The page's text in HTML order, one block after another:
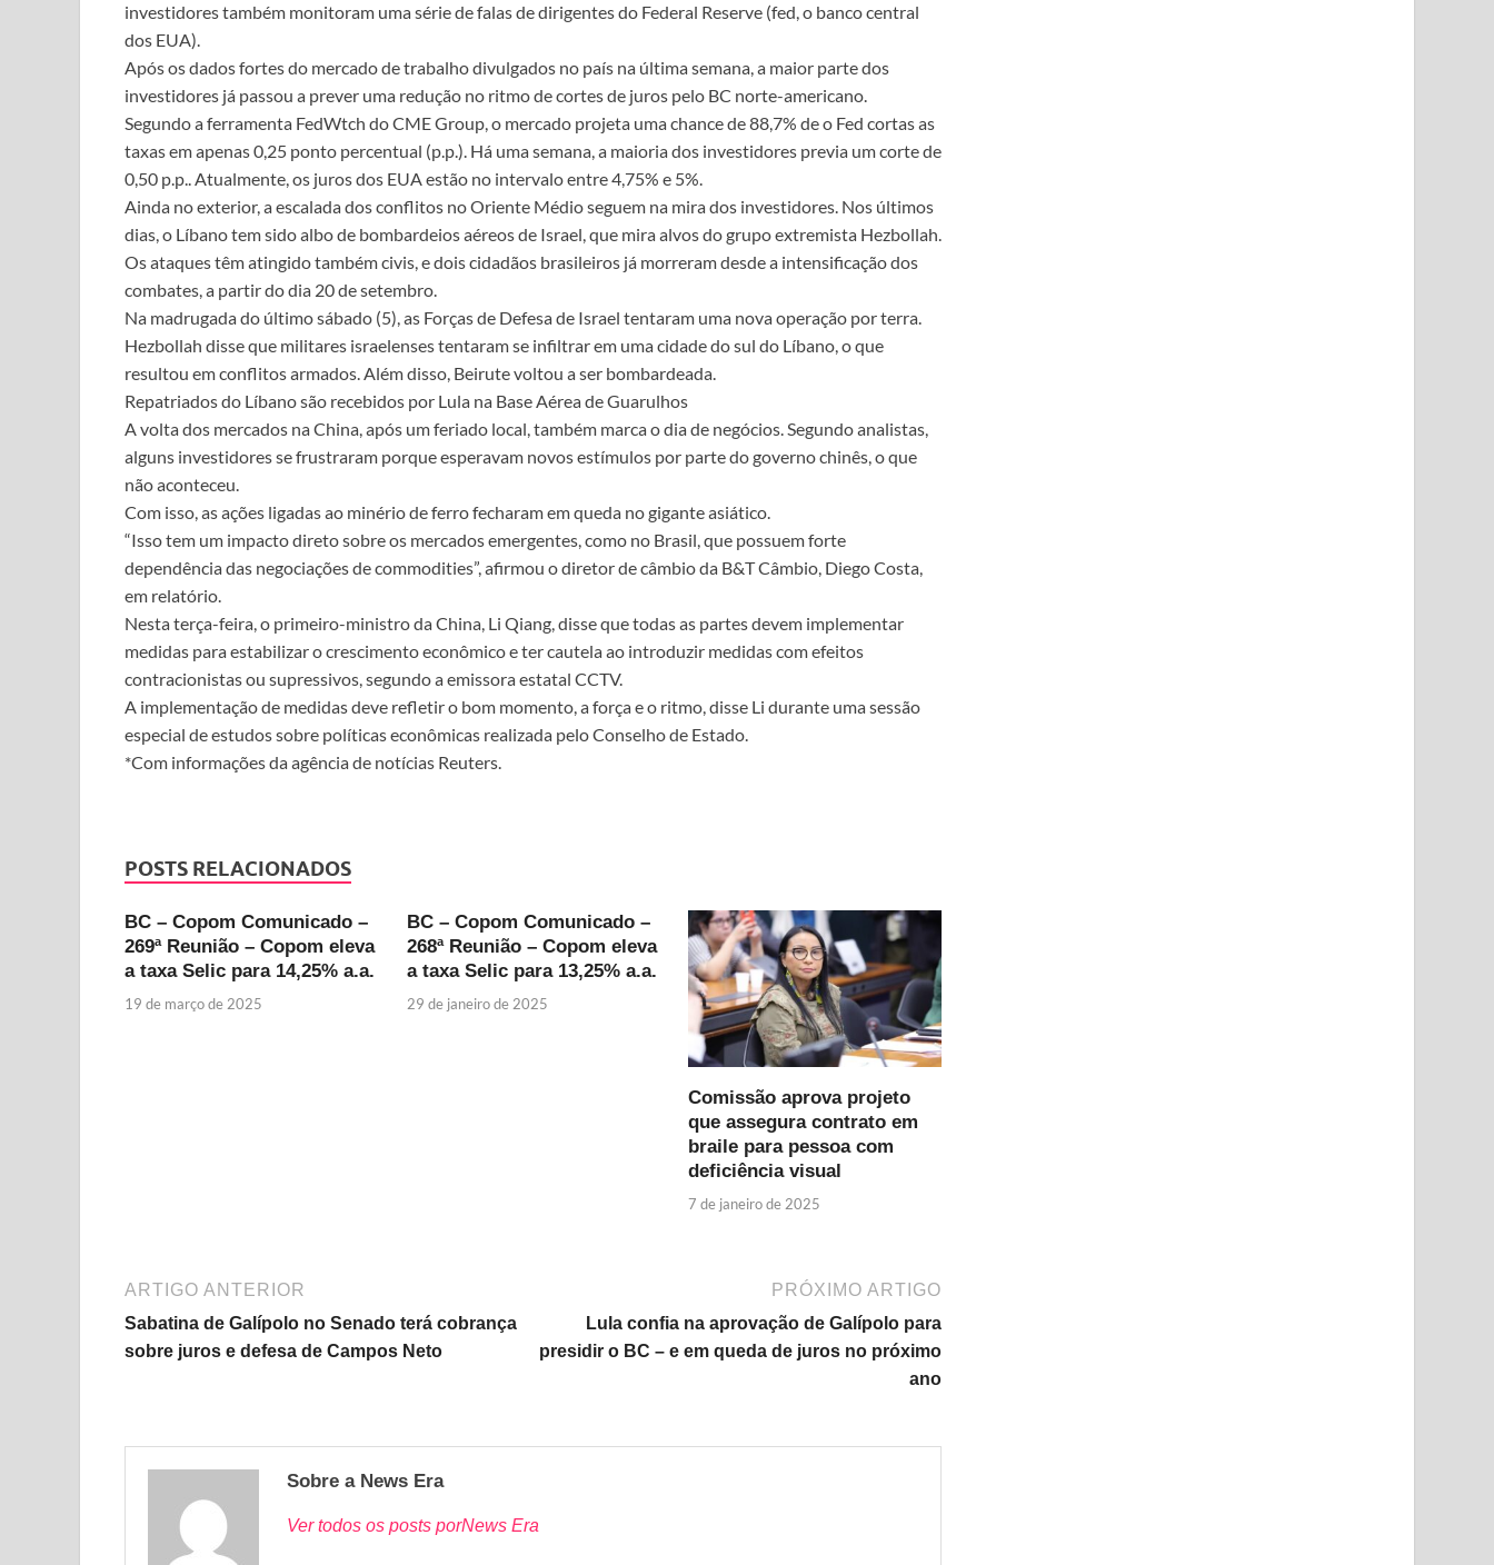
investidores também monitoram uma série de falas de dirigentes do Federal Reserve (fed, o banco central
dos EUA).
Após os dados fortes do mercado de trabalho divulgados no país na última semana, a maior parte dos
investidores já passou a prever uma redução no ritmo de cortes de juros pelo BC norte-americano.
Segundo a ferramenta FedWtch do CME Group, o mercado projeta uma chance de 88,7% de o Fed cortas as
taxas em apenas 0,25 ponto percentual (p.p.). Há uma semana, a maioria dos investidores previa um corte de
0,50 p.p.. Atualmente, os juros dos EUA estão no intervalo entre 4,75% e 5%.
Ainda no exterior, a escalada dos conflitos no Oriente Médio seguem na mira dos investidores. Nos últimos
dias, o Líbano tem sido albo de bombardeios aéreos de Israel, que mira alvos do grupo extremista Hezbollah.
Os ataques têm atingido também civis, e dois cidadãos brasileiros já morreram desde a intensificação dos
combates, a partir do dia 20 de setembro.
Na madrugada do último sábado (5), as Forças de Defesa de Israel tentaram uma nova operação por terra.
Hezbollah disse que militares israelenses tentaram se infiltrar em uma cidade do sul do Líbano, o que
resultou em conflitos armados. Além disso, Beirute voltou a ser bombardeada.
Repatriados do Líbano são recebidos por Lula na Base Aérea de Guarulhos
A volta dos mercados na China, após um feriado local, também marca o dia de negócios. Segundo analistas,
alguns investidores se frustraram porque esperavam novos estímulos por parte do governo chinês, o que
não aconteceu.
Com isso, as ações ligadas ao minério de ferro fecharam em queda no gigante asiático.
“Isso tem um impacto direto sobre os mercados emergentes, como no Brasil, que possuem forte
dependência das negociações de commodities”, afirmou o diretor de câmbio da B&T Câmbio, Diego Costa,
em relatório.
Nesta terça-feira, o primeiro-ministro da China, Li Qiang, disse que todas as partes devem implementar
medidas para estabilizar o crescimento econômico e ter cautela ao introduzir medidas com efeitos
contracionistas ou supressivos, segundo a emissora estatal CCTV.
A implementação de medidas deve refletir o bom momento, a força e o ritmo, disse Li durante uma sessão
especial de estudos sobre políticas econômicas realizada pelo Conselho de Estado.
*Com informações da agência de notícias Reuters.
POSTS RELACIONADOS
BC – Copom Comunicado –
269ª Reunião – Copom eleva
a taxa Selic para 14,25% a.a.
19 de março de 2025
BC – Copom Comunicado –
268ª Reunião – Copom eleva
a taxa Selic para 13,25% a.a.
29 de janeiro de 2025
Comissão aprova projeto
que assegura contrato em
braile para pessoa com
deficiência visual
7 de janeiro de 2025
ARTIGO ANTERIOR
Sabatina de Galípolo no Senado terá cobrança
sobre juros e defesa de Campos Neto
PRÓXIMO ARTIGO
Lula confia na aprovação de Galípolo para
presidir o BC – e em queda de juros no próximo
ano
Sobre a News Era
Ver todos os posts porNews Era